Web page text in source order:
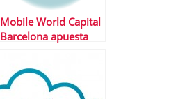
Mobile World Capital
Barcelona apuesta
emprendedores con
4YFN